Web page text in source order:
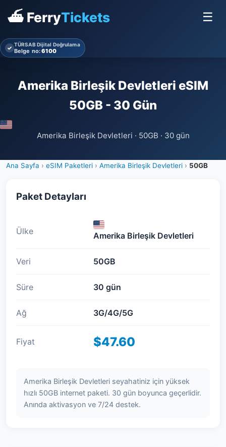
⛴ FerryTickets ☰
✓ TÜRSAB Dijital Doğrulama
Belge no:6100
Amerika Birleşik Devletleri eSIM
50GB - 30 Gün
Amerika Birleşik Devletleri · 50GB · 30 gün
Ana Sayfa › eSIM Paketleri › Amerika Birleşik Devletleri › 50GB
Paket Detayları
Ülke Amerika Birleşik Devletleri
Veri 50GB
Süre 30 gün
Ağ 3G/4G/5G
Fiyat $47.60
Amerika Birleşik Devletleri seyahatiniz için yüksek
hızlı 50GB internet paketi. 30 gün boyunca geçerlidir.
Anında aktivasyon ve 7/24 destek.